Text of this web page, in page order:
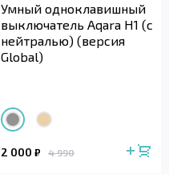
Умный одноклавишный
выключатель Aqara H1 (с
нейтралью) (версия
Global)
2 000 ₽ 4 990